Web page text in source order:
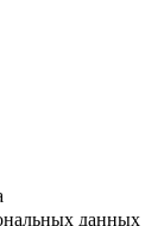
данных